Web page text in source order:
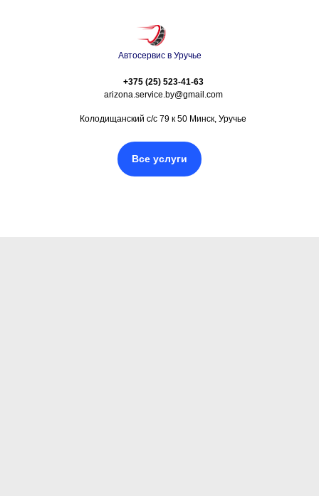
Автосервис в Уручье
+375 (25) 523-41-63
arizona.service.by@gmail.com
Колодищанский с/с 79 к 50 Минск, Уручье
Все услуги